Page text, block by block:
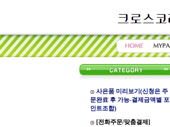
사은품 미리보기(신청은 주
문완료 후 가능-결제금액별 포
인트조합)
[전화주문/맞춤결제]